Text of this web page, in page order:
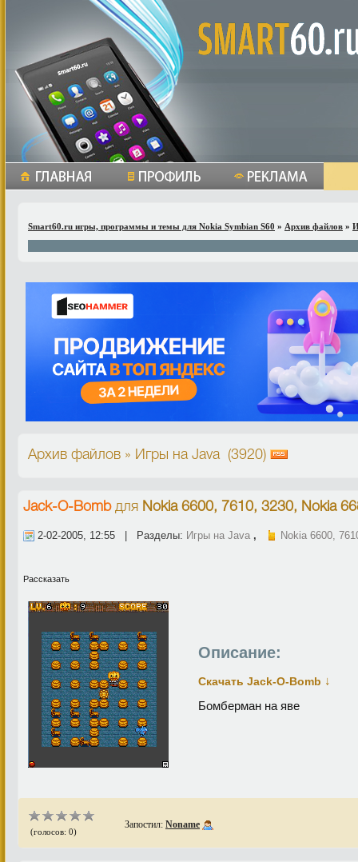
Smart60.ru игры, программы и темы для Nokia Symbian S60 » Архив файлов »
Архив файлов » Игры на Java (3920)
Jack-O-Bombдля Nokia 6600, 7610, 3230, Nokia
2-02-2005, 12:55 | Разделы: Игры на Java , Nokia 6600,
Рассказать
Описание:
Скачать Jack-O-Bomb ↓
Бомберман на яве
(голосов: 0)
Запостил: Noname